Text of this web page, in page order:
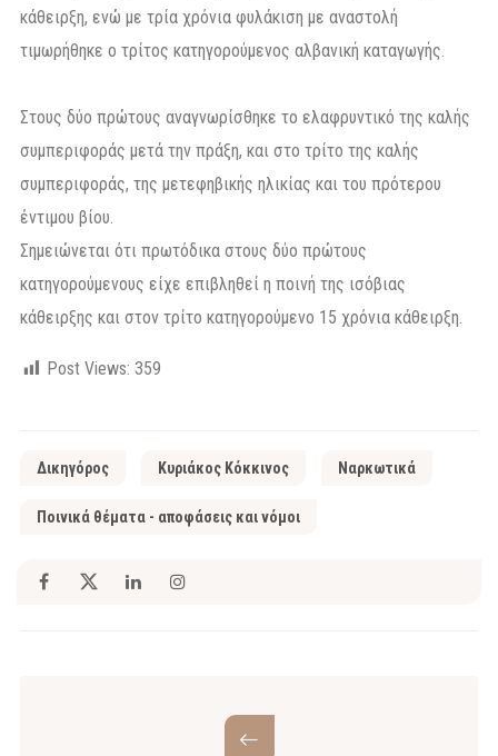
κάθειρξη, ενώ με τρία χρόνια φυλάκιση με αναστολή
τιμωρήθηκε ο τρίτος κατηγορούμενος αλβανική καταγωγής.
Στους δύο πρώτους αναγνωρίσθηκε το ελαφρυντικό της καλής
συμπεριφοράς μετά την πράξη, και στο τρίτο της καλής
συμπεριφοράς, της μετεφηβικής ηλικίας και του πρότερου
έντιμου βίου.
Σημειώνεται ότι πρωτόδικα στους δύο πρώτους
κατηγορούμενους είχε επιβληθεί η ποινή της ισόβιας
κάθειρξης και στον τρίτο κατηγορούμενο 15 χρόνια κάθειρξη.
Post Views: 359
Δικηγόρος Κυριάκος Κόκκινος Ναρκωτικά
Ποινικά θέματα - αποφάσεις και νόμοι